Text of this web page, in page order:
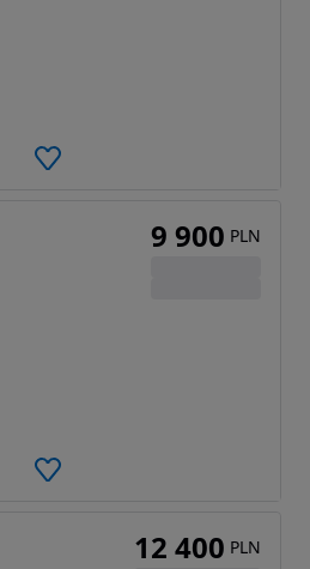
9 900 PLN
12 400 PLN